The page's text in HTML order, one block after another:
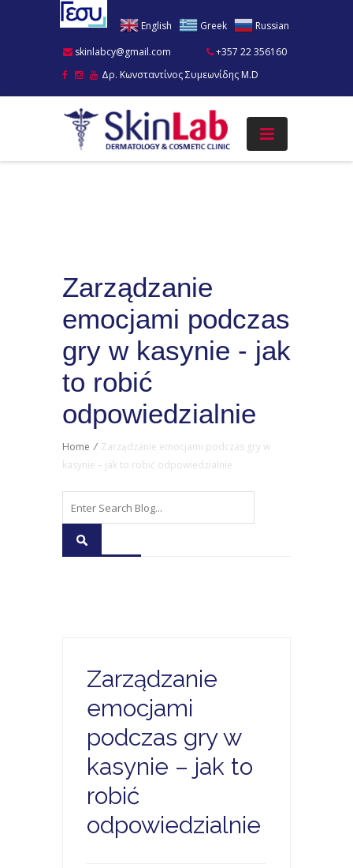
English Greek
Russian
skinlabcy@gmail.com
+357 22 356160
Δρ. Κωνσταντίνος Συμεωνίδης M.D
Zarządzanie
emocjami podczas
gry w kasynie - jak
to robić
odpowiedzialnie
Home / Zarządzanie emocjami podczas gry w
kasynie – jak to robić odpowiedzialnie
Zarządzanie
emocjami
podczas gry w
kasynie – jak to
robić
odpowiedzialnie